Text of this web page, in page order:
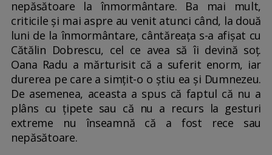
nepăsătoare la înmormântare. Ba mai mult,
criticile și mai aspre au venit atunci când, la două
luni de la înmormântare, cântăreața s-a afișat cu
Cătălin Dobrescu, cel ce avea să îi devină soț.
Oana Radu a mărturisit că a suferit enorm, iar
durerea pe care a simțit-o o știu ea și Dumnezeu.
De asemenea, aceasta a spus că faptul că nu a
plâns cu țipete sau că nu a recurs la gesturi
extreme nu înseamnă că a fost rece sau
nepăsătoare.